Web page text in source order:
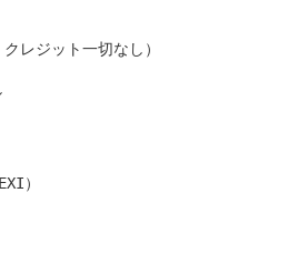
レジット一切なし）
）